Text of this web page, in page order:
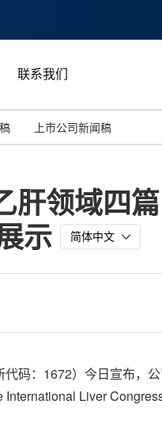
联系我们
投资并购
世界移动通信大
能源化工与环保
教育与人力资源
马来西亚
澳大利亚
上市公司新闻稿
领域四
示
简体中文
码：1672）今日宣布，
Liver